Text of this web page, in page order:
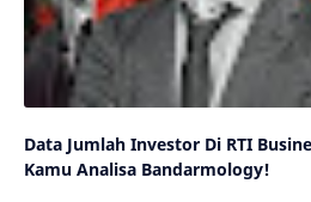
Data Jumlah Investor Di RTI
Kamu Analisa Bandarmology!